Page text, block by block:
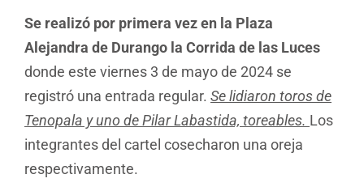
Se realizó por primera vez en la Plaza
Alejandra de Durango la Corrida de las Luces
donde este viernes 3 de mayo de 2024 se
registró una entrada regular. Se lidiaron toros de
Tenopala y uno de Pilar Labastida, toreables. Los
integrantes del cartel cosecharon una oreja
respectivamente.